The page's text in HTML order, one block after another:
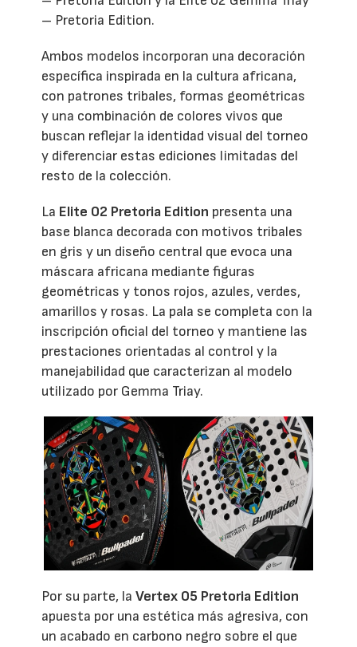
– Pretoria Edition.
Ambos modelos incorporan una decoración
específica inspirada en la cultura africana,
con patrones tribales, formas geométricas
y una combinación de colores vivos que
buscan reflejar la identidad visual del torneo
y diferenciar estas ediciones limitadas del
resto de la colección.
La Elite 02 Pretoria Edition presenta una
base blanca decorada con motivos tribales
en gris y un diseño central que evoca una
máscara africana mediante figuras
geométricas y tonos rojos, azules, verdes,
amarillos y rosas. La pala se completa con la
inscripción oficial del torneo y mantiene las
prestaciones orientadas al control y la
manejabilidad que caracterizan al modelo
utilizado por Gemma Triay.
Por su parte, laVertex 05 Pretoria Edition
apuesta por una estética más agresiva, con
un acabado en carbono negro sobre el que